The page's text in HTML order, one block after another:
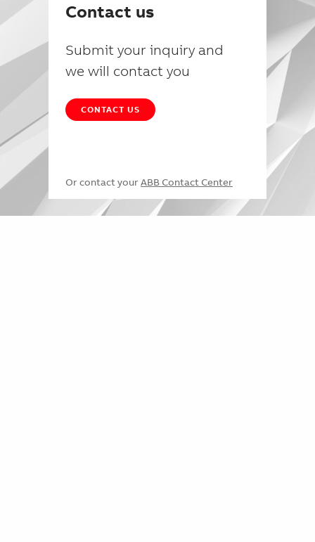
Contact us
Submit your inquiry and
we will contact you
CONTACT US
Or contact your ABB Contact Center